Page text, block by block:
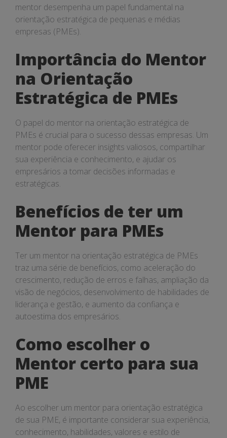
mentor desempenha um papel fundamental na
orientação estratégica de pequenas e médias
empresas (PMEs).
Importância do Mentor
na Orientação
Estratégica de PMEs
O papel do mentor na orientação estratégica de
PMEs é crucial para o sucesso dessas empresas. Um
mentor pode oferecer insights valiosos, compartilhar
sua experiência e conhecimento, e ajudar os
empresários a tomar decisões informadas e
estratégicas.
Benefícios de ter um
Mentor para PMEs
Ter um mentor na orientação estratégica de PMEs
traz uma série de benefícios, como aceleração do
crescimento, redução de erros e falhas, ampliação da
visão de negócios, desenvolvimento de habilidades de
liderança e gestão, e aumento da confiança e
autoestima dos empresários.
Como escolher o
Mentor certo para sua
PME
Ao escolher um mentor para orientação estratégica
de sua PME, é importante considerar sua experiência,
conhecimento, habilidades, valores e estilo de